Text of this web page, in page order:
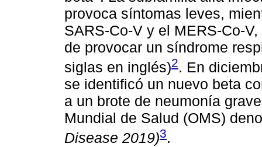
provoca síntomas leves,
SARS-Co-V y el MERS-Co-
de provocar un síndrome
siglas en inglés)2. En
se identificó un nuevo beta
a un brote de neumonía
Mundial de Salud (OMS)
Disease 2019)3.